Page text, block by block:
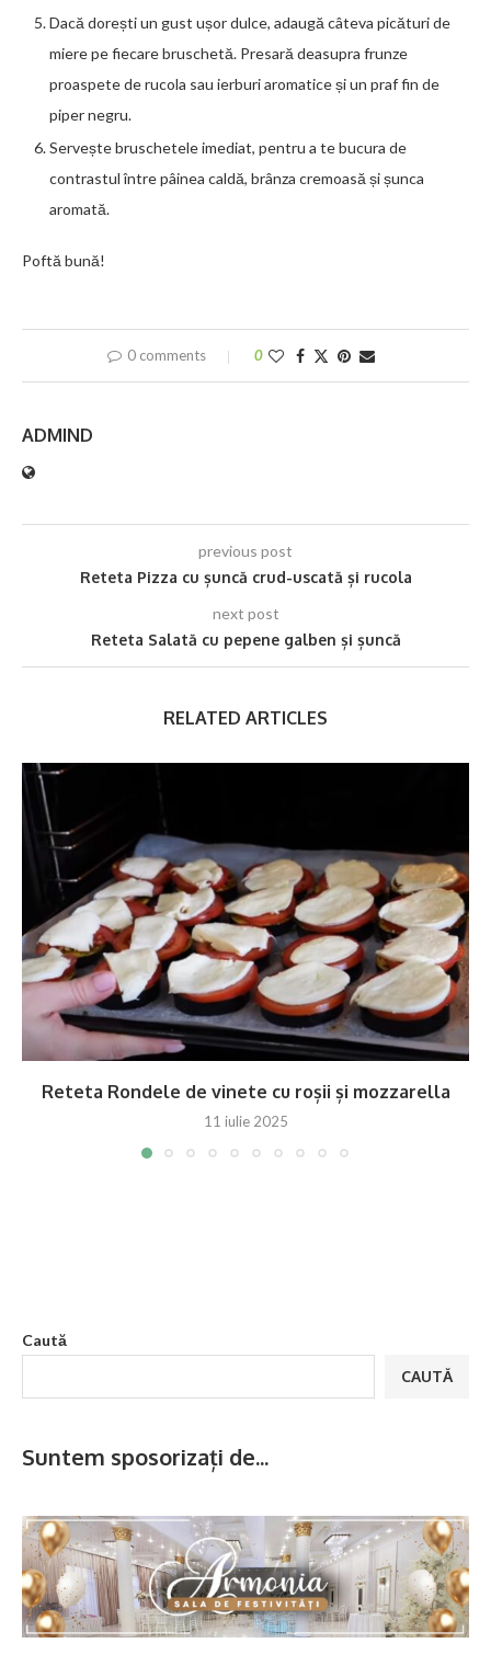
Dacă dorești un gust ușor dulce, adaugă câteva picături de
miere pe fiecare bruschetă. Presară deasupra frunze
proaspete de rucola sau ierburi aromatice și un praf fin de
piper negru.
Servește bruschetele imediat, pentru a te bucura de
contrastul între pâinea caldă, brânza cremoasă și șunca
aromată.
Poftă bună!
0 comments 0
ADMIND
previous post
Reteta Pizza cu șuncă crud-uscată și rucola
next post
Reteta Salată cu pepene galben și șuncă
RELATED ARTICLES
Reteta Rondele de vinete cu roșii și mozzarella
11 iulie 2025
Caută
CAUTĂ
Suntem sposorizați de...